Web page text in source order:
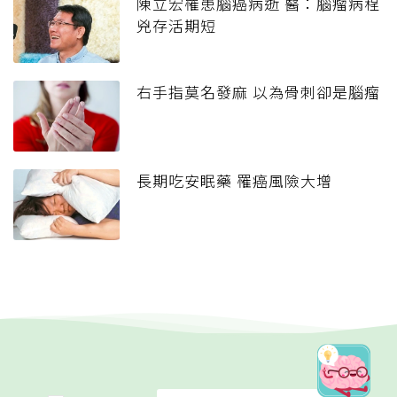
兇存活期短
右手指莫名發麻 以為骨刺卻是腦瘤
長期吃安眠藥 罹癌風險大增